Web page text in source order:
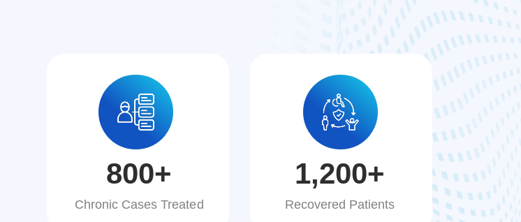
Chronic Cases Treated
800+
Recovered Patients
1,200+